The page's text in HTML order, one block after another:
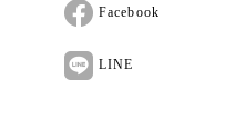
Facebook
LINE